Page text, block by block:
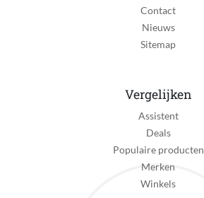
Contact
Nieuws
Sitemap
Vergelijken
Assistent
Deals
Populaire producten
Merken
Winkels